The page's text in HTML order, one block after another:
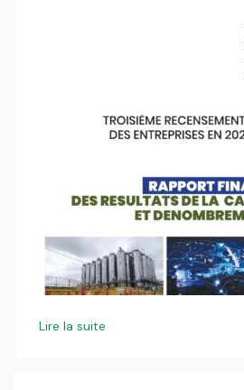
Lire la suite